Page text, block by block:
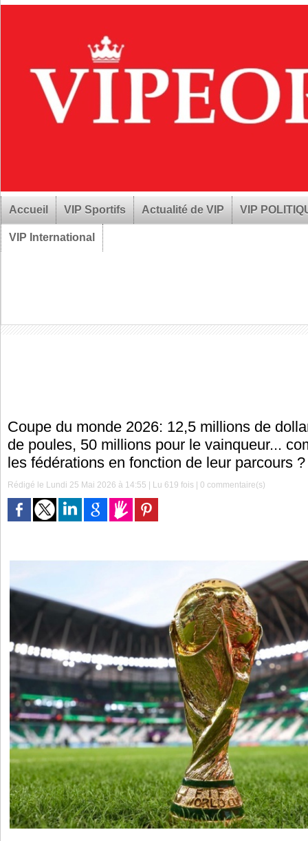
Accueil VIP Sportifs Actualité de VIP VIP
VIP International
Coupe du monde 2026: 12,5 millions de
de poules, 50 millions pour le vainqueur...
les fédérations en fonction de leur parcours ?
Rédigé le Lundi 25 Mai 2026 à 14:55 | Lu 619 fois |0 commentaire(s)